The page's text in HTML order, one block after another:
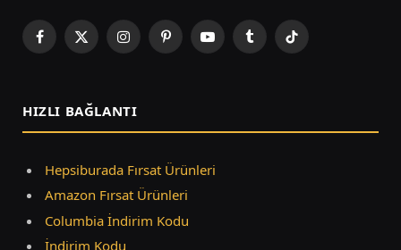
Facebook
X
InstagramPinterestYouTubeTumblrTikTok
HIZLI BAĞLANTI
Hepsiburada Fırsat Ürünleri
Amazon Fırsat Ürünleri
Columbia İndirim Kodu
İndirim Kodu